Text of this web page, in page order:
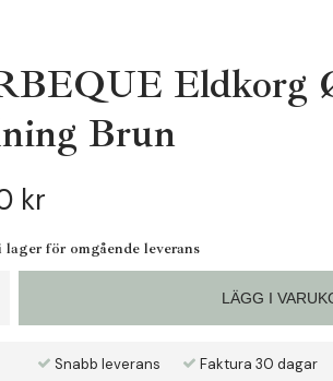
Eldkorg
Brun
kr
lager för omgående leverans
LÄGG I
Snabb leverans Faktura 30 dagar